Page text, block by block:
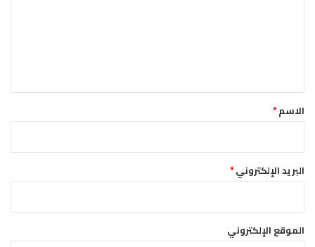
*الاسم*
البريد الإلكتروني*
الموقع الإلكتروني